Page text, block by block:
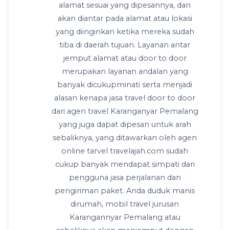
alamat sesuai yang dipesannya, dan
akan diantar pada alamat atau lokasi
yang diinginkan ketika mereka sudah
tiba di daerah tujuan. Layanan antar
jemput alamat atau door to door
merupakan layanan andalan yang
banyak dicukupminati serta menjadi
alasan kenapa jasa travel door to door
dari agen travel Karanganyar Pemalang
yang juga dapat dipesan untuk arah
sebaliknya, yang ditawarkan oleh agen
online tarvel travelajah.com sudah
cukup banyak mendapat simpati dari
pengguna jasa perjalanan dan
pengiriman paket. Anda duduk manis
dirumah, mobil travel jurusan
Karangannyar Pemalang atau